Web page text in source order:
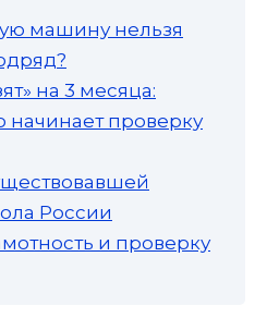
машину нельзя
на 3 месяца:
проверку
России
и проверку